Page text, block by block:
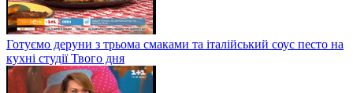
Готуємо деруни з трьома смаками та італійський соус песто на
кухні студії Твого дня